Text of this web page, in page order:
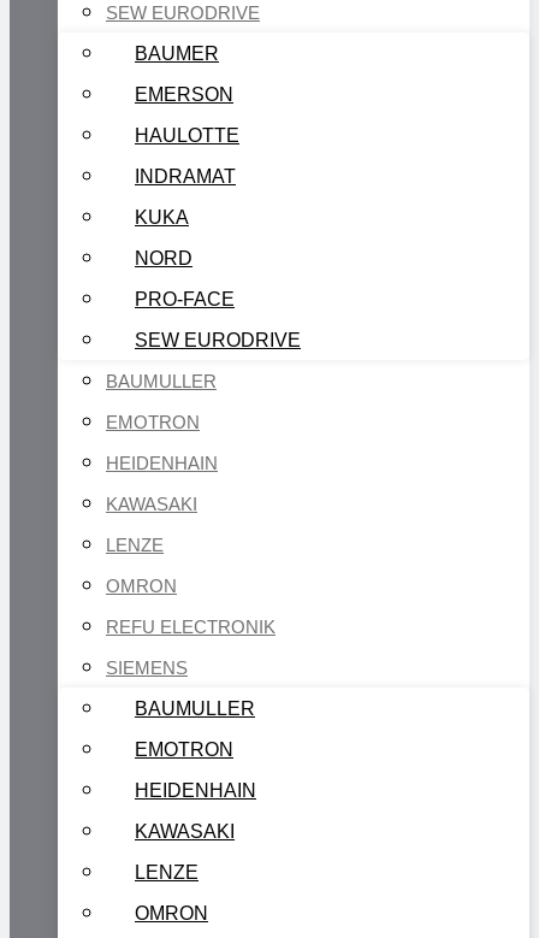
SEW EURODRIVE
BAUMER
EMERSON
HAULOTTE
INDRAMAT
KUKA
NORD
PRO-FACE
SEW EURODRIVE
BAUMULLER
EMOTRON
HEIDENHAIN
KAWASAKI
LENZE
OMRON
REFU ELECTRONIK
SIEMENS
BAUMULLER
EMOTRON
HEIDENHAIN
KAWASAKI
LENZE
OMRON